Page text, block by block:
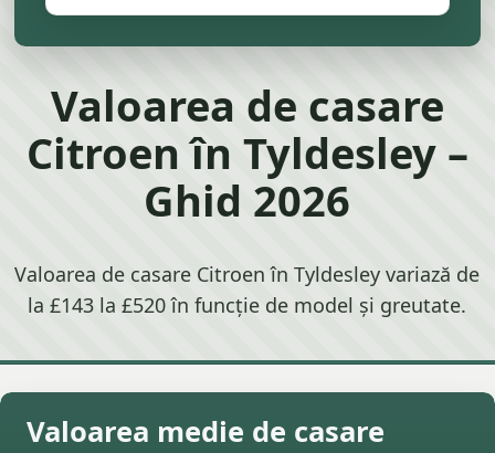
Valoarea de casare
Citroen în Tyldesley –
Ghid 2026
Valoarea de casare Citroen în Tyldesley variază de
la £143 la £520 în funcție de model și greutate.
Valoarea medie de casare